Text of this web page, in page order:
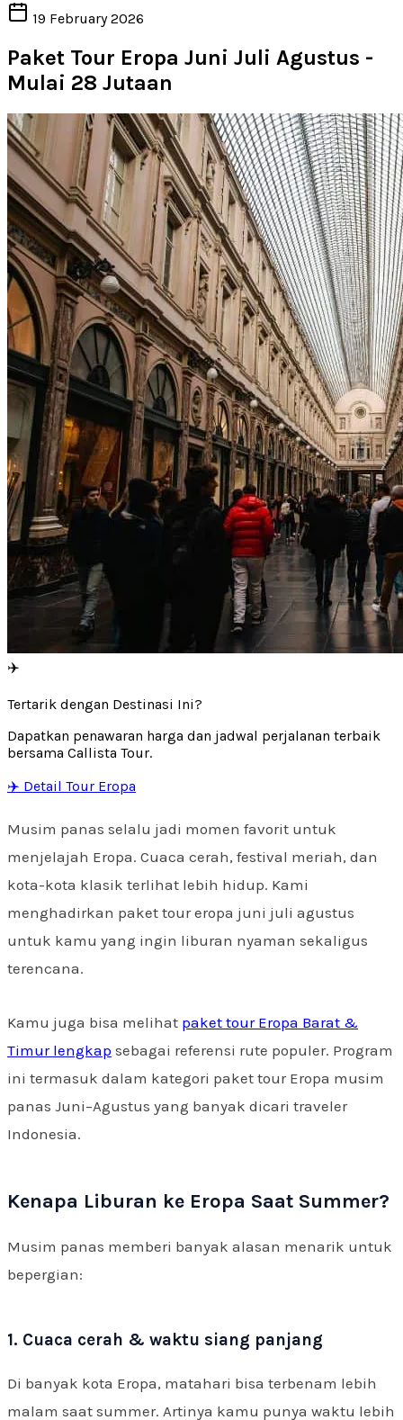
19 February 2026
Paket Tour Eropa Juni Juli Agustus -
Mulai 28 Jutaan
✈️
Tertarik dengan Destinasi Ini?
Dapatkan penawaran harga dan jadwal perjalanan terbaik
bersama Callista Tour.
✈️ Detail Tour Eropa
Musim panas selalu jadi momen favorit untuk
menjelajah Eropa. Cuaca cerah, festival meriah, dan
kota-kota klasik terlihat lebih hidup. Kami
menghadirkan paket tour eropa juni juli agustus
untuk kamu yang ingin liburan nyaman sekaligus
terencana.
Kamu juga bisa melihat paket tour Eropa Barat &
Timur lengkap sebagai referensi rute populer. Program
ini termasuk dalam kategori paket tour Eropa musim
panas Juni–Agustus yang banyak dicari traveler
Indonesia.
Kenapa Liburan ke Eropa Saat Summer?
Musim panas memberi banyak alasan menarik untuk
bepergian:
1. Cuaca cerah & waktu siang panjang
Di banyak kota Eropa, matahari bisa terbenam lebih
malam saat summer. Artinya kamu punya waktu lebih